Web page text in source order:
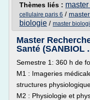
Thèmes liés :
cellulaire paris 6 /
biologie / master
Master
Santé (SANBIOL
Semestre 1: 360 h de
M1 : Imageries
structures
M2 : Physiologie et